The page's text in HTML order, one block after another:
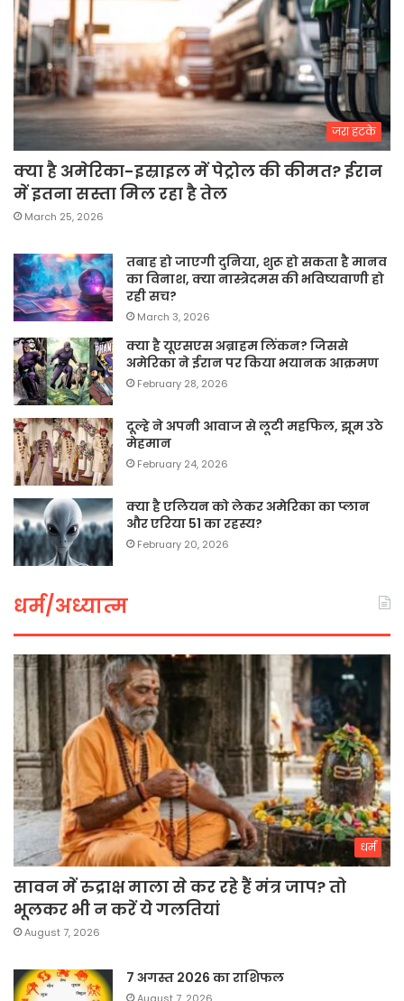
जरा हटके
क्या है अमेरिका-इस्राइल में पेट्रोल की कीमत? ईरान
में इतना सस्ता मिल रहा है तेल
March 25, 2026
तबाह हो जाएगी दुनिया, शुरू हो सकता है मानव
का विनाश, क्या नास्त्रेदमस की भविष्यवाणी हो
रही सच?
March 3, 2026
क्या है यूएसएस अब्राहम लिंकन? जिससे
अमेरिका ने ईरान पर किया भयानक आक्रमण
February 28, 2026
दूल्हे ने अपनी आवाज से लूटी महफिल, झूम उठे
मेहमान
February 24, 2026
क्या है एलियन को लेकर अमेरिका का प्लान
और एरिया 51 का रहस्य?
February 20, 2026
धर्म/अध्यात्म
धर्म
सावन में रुद्राक्ष माला से कर रहे हैं मंत्र जाप? तो
भूलकर भी न करें ये गलतियां
August 7, 2026
7 अगस्त 2026 का राशिफल